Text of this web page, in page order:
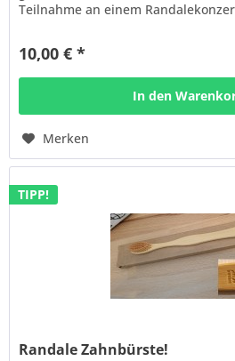
Teilnahme an einem
10,00 € *
In den
Merken
TIPP!
Randale Zahnbürste!